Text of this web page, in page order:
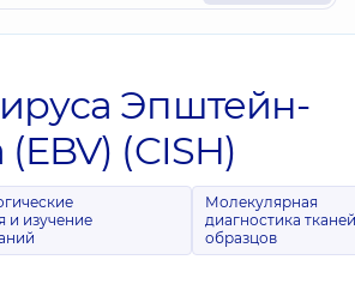
Эпштейн-
(CISH)
и изучение
Молекулярная
диагностика
образцов